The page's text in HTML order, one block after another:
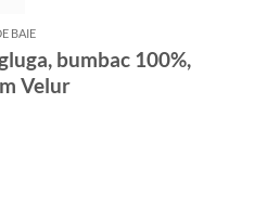
BAIE
bumbac 100%,
Velur